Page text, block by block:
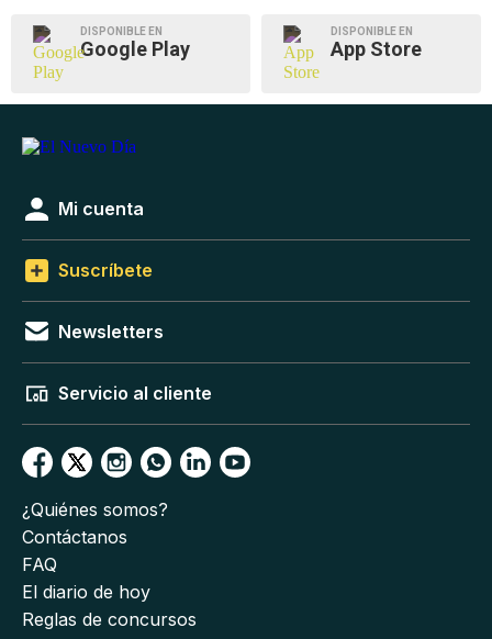
DISPONIBLE EN
Google Play
DISPONIBLE EN
App Store
Mi cuenta
Suscríbete
Newsletters
Servicio al cliente
¿Quiénes somos?
Contáctanos
FAQ
El diario de hoy
Reglas de concursos